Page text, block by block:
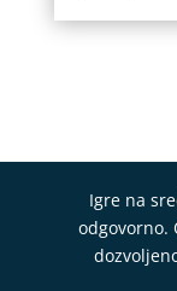
Igre na
odgovorno.